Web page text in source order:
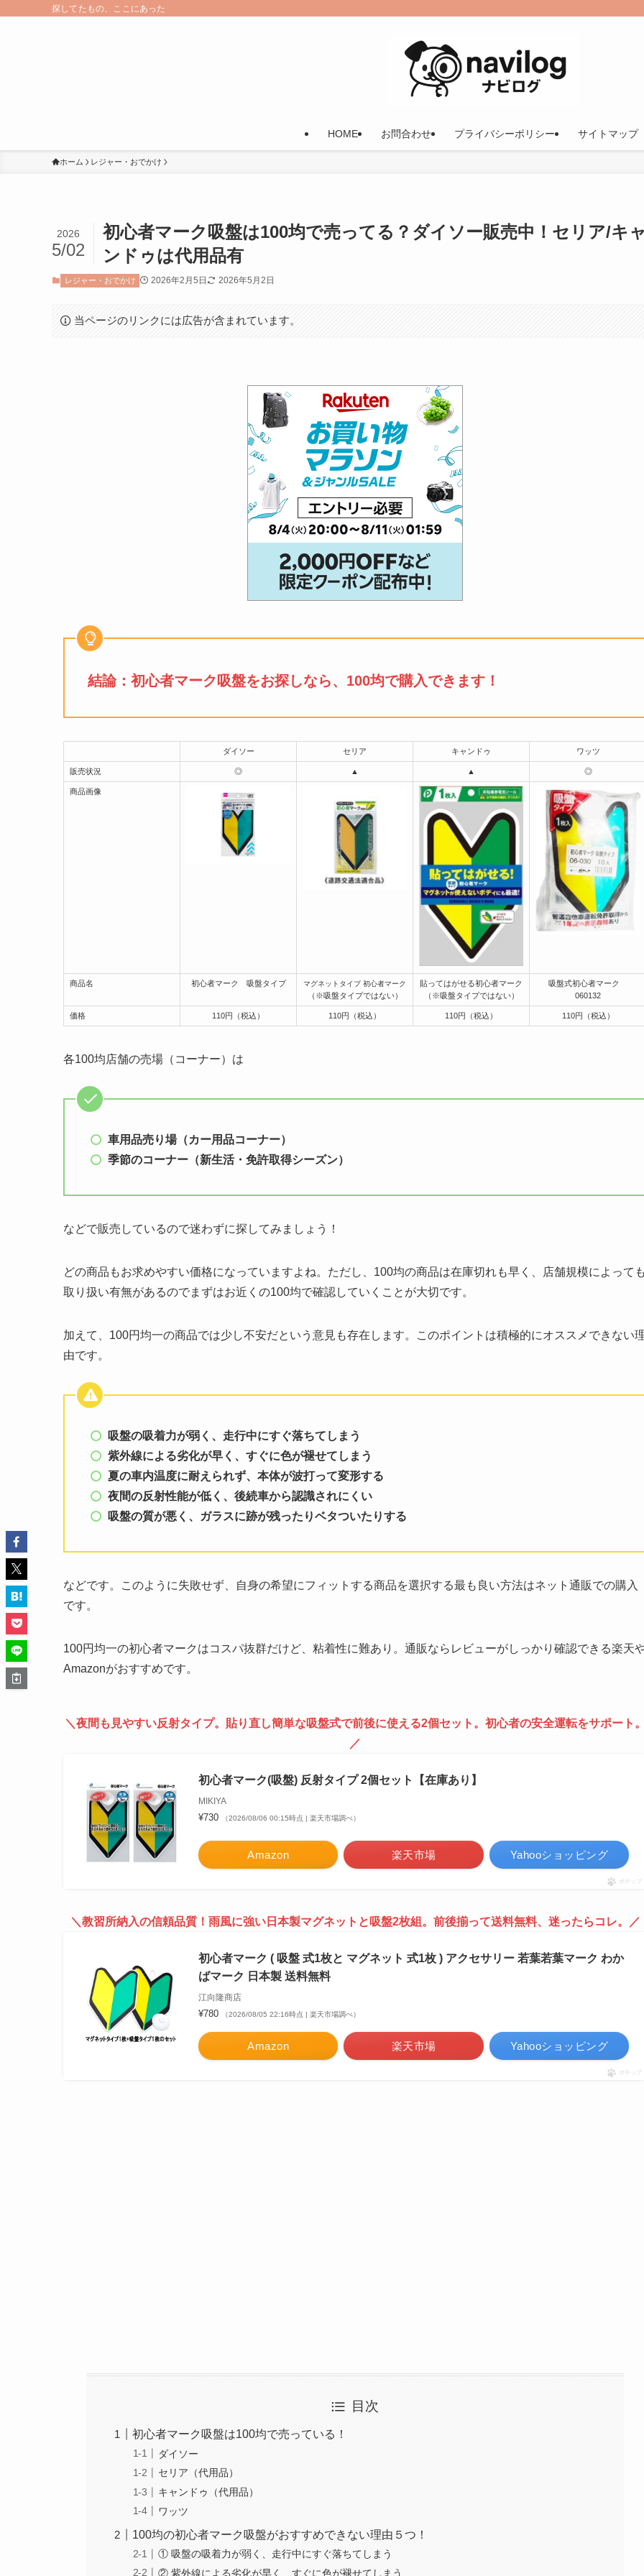
探してたもの、ここにあった
HOME お問合わせ プライバシーポリシー サイトマップ
ホーム レジャー・おでかけ
初心者マーク吸盤は100均で売ってる？ダイソー販売中！セリア/キ
ンドゥは代用品有
2026
5/02
レジャー・おでかけ 2026年2月5日 2026年5月2日
当ページのリンクには広告が含まれています。
結論： 初心者マーク吸盤をお探しなら、100均で購入できます！
ダイソー セリア キャンドゥ ワッツ
販売状況 ◎ ▲ ▲ ◎
商品画像
商品名 初心者マーク 吸盤タイプ マグネットタイプ 初心者マーク
（※吸盤タイプではない）
貼ってはがせる初心者マーク
（※吸盤タイプではない）
吸盤式初心者マーク
060132
価格 110円（税込） 110円（税込） 110円（税込） 110円（税込）
各100均店舗の売場（コーナー）は
車用品売り場（カー用品コーナー）
季節のコーナー（新生活・免許取得シーズン）
などで販売しているので迷わずに探してみましょう！
どの商品もお求めやすい価格になっていますよね。ただし、100均の商品は在庫切れも早く、店舗規模によって
取り扱い有無があるのでまずはお近くの100均で確認していくことが大切です。
加えて、100円均一の商品では少し不安だという意見も存在します。このポイントは積極的にオススメできない
由です。
吸盤の吸着力が弱く、走行中にすぐ落ちてしまう
紫外線による劣化が早く、すぐに色が褪せてしまう
夏の車内温度に耐えられず、本体が波打って変形する
夜間の反射性能が低く、後続車から認識されにくい
吸盤の質が悪く、ガラスに跡が残ったりベタついたりする
などです。このように失敗せず、自身の希望にフィットする商品を選択する最も良い方法はネット通販での購入
です。
100円均一の初心者マークはコスパ抜群だけど、粘着性に難あり。通販ならレビューがしっかり確認できる楽天
Amazonがおすすめです。
＼夜間も見やすい反射タイプ。貼り直し簡単な吸盤式で前後に使える2個セット。初心者の安全運転をサポート
／
初心者マーク(吸盤) 反射タイプ 2個セット【在庫あり】
MIKIYA
¥730 （2026/08/06 00:15時点 | 楽天市場調べ）
Amazon 楽天市場 Yahooショッピング
ポチップ
＼教習所納入の信頼品質！雨風に強い日本製マグネットと吸盤2枚組。前後揃って送料無料、迷ったらコレ。／
初心者マーク ( 吸盤 式1枚と マグネット 式1枚 ) アクセサリー 若葉若葉マーク わか
ばマーク 日本製 送料無料
江向隆商店
¥780 （2026/08/05 22:16時点 | 楽天市場調べ）
Amazon 楽天市場 Yahooショッピング
ポチップ
目次
初心者マーク吸盤は100均で売っている！
ダイソー
セリア（代用品）
キャンドゥ（代用品）
ワッツ
100均の初心者マーク吸盤がおすすめできない理由５つ！
① 吸盤の吸着力が弱く、走行中にすぐ落ちてしまう
② 紫外線による劣化が早く、すぐに色が褪せてしまう